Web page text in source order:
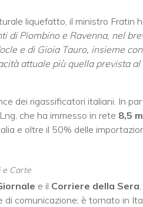
liquefatto, il ministro Fratin
Piombino e Ravenna, nel
e di Gioia Tauro, insieme
attuale più quella prevista
dei rigassificatori italiani. In
che ha immesso in rete 8,5
e oltre il 50% delle
e Carte
e il Corriere della Sera
di comunicazione; è tornato in